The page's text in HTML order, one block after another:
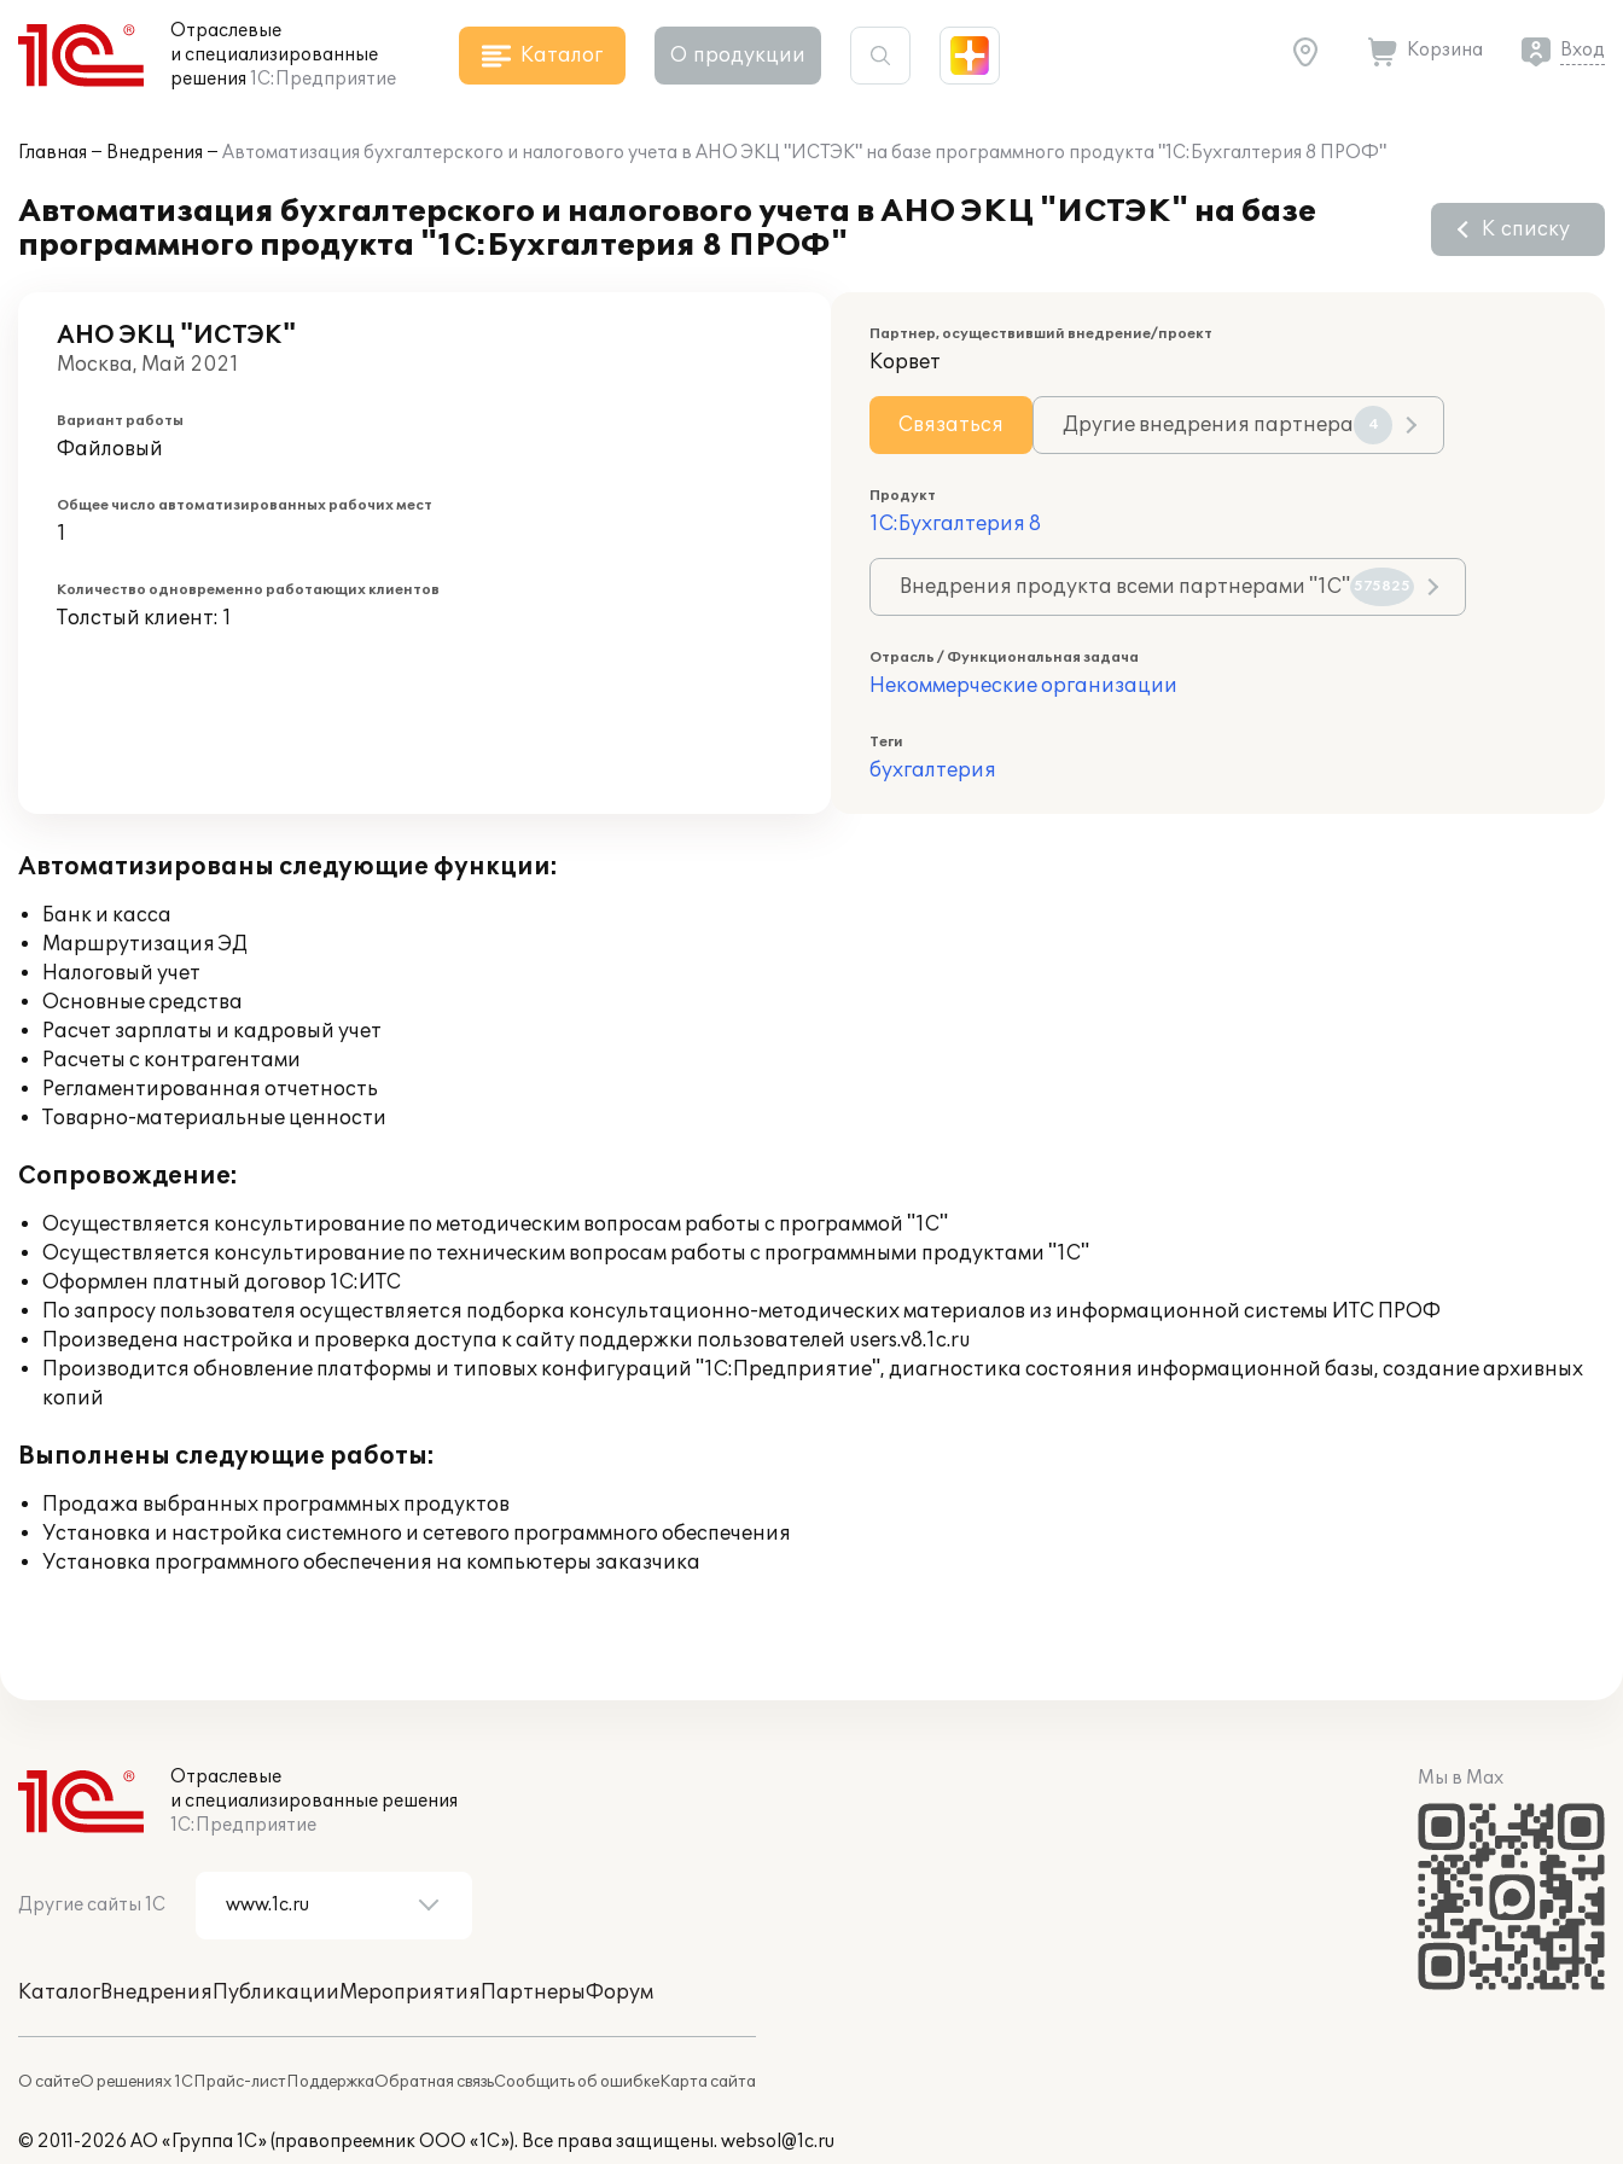
Отраслевые
и специализированные
решения 1С:Предприятие
Каталог О продукции Корзина Вход
Главная Внедрения Автоматизация бухгалтерского и налогового учета в АНО ЭКЦ "ИСТЭК" на базе программного продукта "1С:Бухгалтерия 8 ПРОФ"
Автоматизация бухгалтерского и налогового учета в АНО ЭКЦ "ИСТЭК" на базе
программного продукта "1С:Бухгалтерия 8 ПРОФ"
К списку
АНО ЭКЦ "ИСТЭК"
Москва, Май 2021
Вариант работы
Файловый
Общее число автоматизированных рабочих мест
1
Количество одновременно работающих клиентов
Толстый клиент: 1
Партнер, осуществивший внедрение/проект
Корвет
Связаться Другие внедрения партнера 4
Продукт
1С:Бухгалтерия 8
Внедрения продукта всеми партнерами "1С" 575825
Отрасль / Функциональная задача
Некоммерческие организации
Теги
бухгалтерия
Автоматизированы следующие функции:
Банк и касса
Маршрутизация ЭД
Налоговый учет
Основные средства
Расчет зарплаты и кадровый учет
Расчеты с контрагентами
Регламентированная отчетность
Товарно-материальные ценности
Сопровождение:
Осуществляется консультирование по методическим вопросам работы с программой "1С"
Осуществляется консультирование по техническим вопросам работы с программными продуктами "1С"
Оформлен платный договор 1С:ИТС
По запросу пользователя осуществляется подборка консультационно-методических материалов из информационной системы ИТС ПРОФ
Произведена настройка и проверка доступа к сайту поддержки пользователей users.v8.1c.ru
Производится обновление платформы и типовых конфигураций "1С:Предприятие", диагностика состояния информационной базы, создание архивных
копий
Выполнены следующие работы:
Продажа выбранных программных продуктов
Установка и настройка системного и сетевого программного обеспечения
Установка программного обеспечения на компьютеры заказчика
Отраслевые
и специализированные решения
1С:Предприятие
Другие сайты 1С
КаталогВнедренияПубликацииМероприятияПартнерыФорум
О сайтеО решениях 1СПрайс-листПоддержкаОбратная связьСообщить об ошибкеКарта сайта
Мы в Max
© 2011-2026 АО «Группа 1С» (правопреемник ООО «1С»). Все права защищены. websol@1c.ru